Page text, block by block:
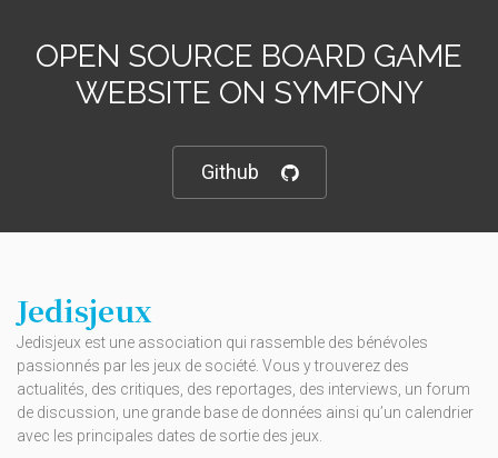
OPEN SOURCE BOARD GAME
WEBSITE ON SYMFONY
Github
Jedisjeux
Jedisjeux est une association qui rassemble des bénévoles
passionnés par les jeux de société. Vous y trouverez des
actualités, des critiques, des reportages, des interviews, un forum
de discussion, une grande base de données ainsi qu’un calendrier
avec les principales dates de sortie des jeux.